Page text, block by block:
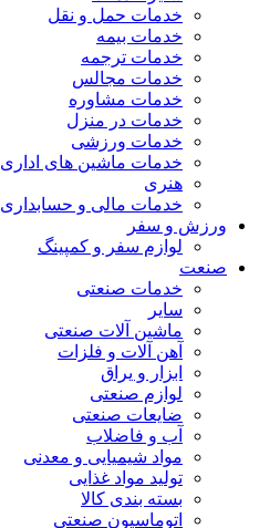
خدمات حمل و نقل
خدمات بیمه
خدمات ترجمه
خدمات مجالس
خدمات مشاوره
خدمات در منزل
خدمات ورزشی
خدمات ماشین های اداری
هنری
خدمات مالی و حسابداری
ورزش و سفر
لوازم سفر و کمپینگ
صنعت
خدمات صنعتی
سایر
ماشین آلات صنعتی
آهن آلات و فلزات
ابزار و یراق
لوازم صنعتی
ضایعات صنعتی
آب و فاضلاب
مواد شیمیایی و معدنی
تولید مواد غذایی
بسته بندی کالا
اتوماسیون صنعتی